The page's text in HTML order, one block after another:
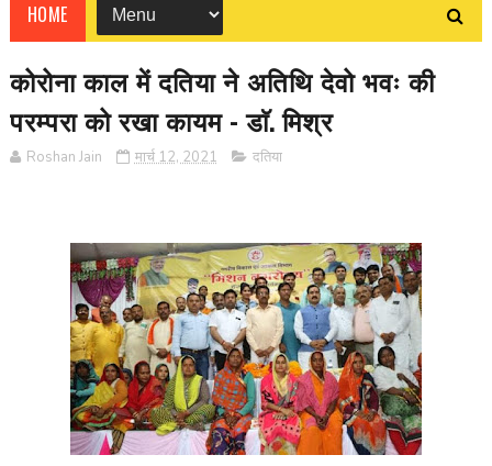
HOME
कोरोना काल में दतिया ने अतिथि देवो भवः की
परम्परा को रखा कायम - डाॅ. मिश्र
Roshan Jain मार्च 12, 2021 दतिया